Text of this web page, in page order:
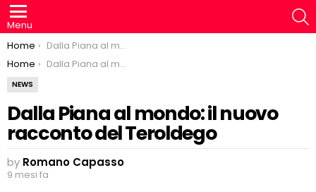
Menu
You are here:
Home
Dalla Piana al mondo: il nuovo racconto del Teroldego
You are here:
Home Dalla Piana al mondo: il nuovo racconto del Teroldego
NEWS
Dalla Piana al mondo: il nuovo
racconto del Teroldego
by Romano Capasso
9 mesi fa